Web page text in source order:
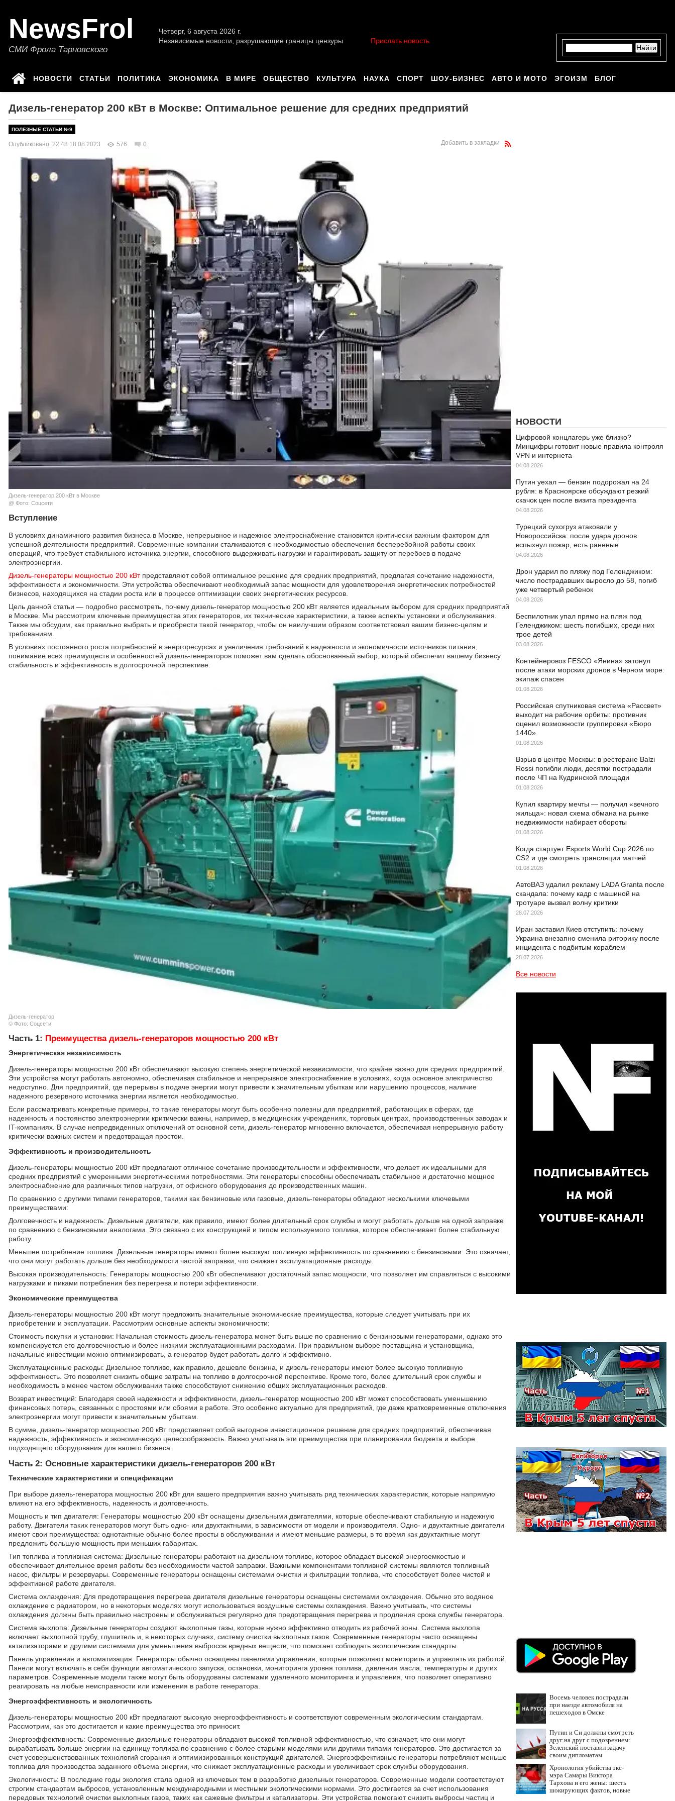
NewsFrol
СМИ Фрола Тарновского
Четверг, 6 августа 2026 г.
Независимые новости, разрушающие границы цензуры
Прислать новость
НОВОСТИ СТАТЬИ ПОЛИТИКА ЭКОНОМИКА В МИРЕ ОБЩЕСТВО КУЛЬТУРА НАУКА СПОРТ ШОУ-БИЗНЕС АВТО И МОТО ЭГОИЗМ БЛОГ
Дизель-генератор 200 кВт в Москве: Оптимальное решение для средних предприятий
ПОЛЕЗНЫЕ СТАТЬИ №9
Опубликовано: 22:48 18.08.2023 576 0 Добавить в закладки
Дизель-генератор 200 кВт в Москве
@ Фото: Соцсети
Вступление
В условиях динамичного развития бизнеса в Москве, непрерывное и надежное электроснабжение становится критически важным фактором для
успешной деятельности предприятий. Современные компании сталкиваются с необходимостью обеспечения бесперебойной работы своих
операций, что требует стабильного источника энергии, способного выдерживать нагрузки и гарантировать защиту от перебоев в подаче
электроэнергии.
Дизель-генераторы мощностью 200 кВтпредставляют собой оптимальное решение для средних предприятий, предлагая сочетание надежности,
эффективности и экономичности. Эти устройства обеспечивают необходимый запас мощности для удовлетворения энергетических потребностей
бизнесов, находящихся на стадии роста или в процессе оптимизации своих энергетических ресурсов.
Цель данной статьи — подробно рассмотреть, почему дизель-генератор мощностью 200 кВт является идеальным выбором для средних предприятий
в Москве. Мы рассмотрим ключевые преимущества этих генераторов, их технические характеристики, а также аспекты установки и обслуживания.
Также мы обсудим, как правильно выбрать и приобрести такой генератор, чтобы он наилучшим образом соответствовал вашим бизнес-целям и
требованиям.
В условиях постоянного роста потребностей в энергоресурсах и увеличения требований к надежности и экономичности источников питания,
понимание всех преимуществ и особенностей дизель-генераторов поможет вам сделать обоснованный выбор, который обеспечит вашему бизнесу
стабильность и эффективность в долгосрочной перспективе.
Дизель-генератор
© Фото: Соцсети
Часть 1: Преимущества дизель-генераторов мощностью 200 кВт
Энергетическая независимость
Дизель-генераторы мощностью 200 кВт обеспечивают высокую степень энергетической независимости, что крайне важно для средних предприятий.
Эти устройства могут работать автономно, обеспечивая стабильное и непрерывное электроснабжение в условиях, когда основное электричество
недоступно. Для предприятий, где перерывы в подаче энергии могут привести к значительным убыткам или нарушению процессов, наличие
надежного резервного источника энергии является необходимостью.
Если рассматривать конкретные примеры, то такие генераторы могут быть особенно полезны для предприятий, работающих в сферах, где
надежность и постоянство электроэнергии критически важны, например, в медицинских учреждениях, торговых центрах, производственных заводах и
IT-компаниях. В случае непредвиденных отключений от основной сети, дизель-генератор мгновенно включается, обеспечивая непрерывную работу
критически важных систем и предотвращая простои.
Эффективность и производительность
Дизель-генераторы мощностью 200 кВт предлагают отличное сочетание производительности и эффективности, что делает их идеальными для
средних предприятий с умеренными энергетическими потребностями. Эти генераторы способны обеспечивать стабильное и достаточно мощное
электроснабжение для различных типов нагрузки, от офисного оборудования до производственных машин.
По сравнению с другими типами генераторов, такими как бензиновые или газовые, дизель-генераторы обладают несколькими ключевыми
преимуществами:
Долговечность и надежность: Дизельные двигатели, как правило, имеют более длительный срок службы и могут работать дольше на одной заправке
по сравнению с бензиновыми аналогами. Это связано с их конструкцией и типом используемого топлива, которое обеспечивает более стабильную
работу.
Меньшее потребление топлива: Дизельные генераторы имеют более высокую топливную эффективность по сравнению с бензиновыми. Это означает,
что они могут работать дольше без необходимости частой заправки, что снижает эксплуатационные расходы.
Высокая производительность: Генераторы мощностью 200 кВт обеспечивают достаточный запас мощности, что позволяет им справляться с высокими
нагрузками и пиками потребления без перегрева и потери эффективности.
Экономические преимущества
Дизель-генераторы мощностью 200 кВт могут предложить значительные экономические преимущества, которые следует учитывать при их
приобретении и эксплуатации. Рассмотрим основные аспекты экономичности:
Стоимость покупки и установки: Начальная стоимость дизель-генератора может быть выше по сравнению с бензиновыми генераторами, однако это
компенсируется его долговечностью и более низкими эксплуатационными расходами. При правильном выборе поставщика и установщика,
начальные инвестиции можно оптимизировать, а генератор будет работать долго и эффективно.
Эксплуатационные расходы: Дизельное топливо, как правило, дешевле бензина, и дизель-генераторы имеют более высокую топливную
эффективность. Это позволяет снизить общие затраты на топливо в долгосрочной перспективе. Кроме того, более длительный срок службы и
необходимость в менее частом обслуживании также способствуют снижению общих эксплуатационных расходов.
Возврат инвестиций: Благодаря своей надежности и эффективности, дизель-генератор мощностью 200 кВт может способствовать уменьшению
финансовых потерь, связанных с простоями или сбоями в работе. Это особенно актуально для предприятий, где даже кратковременные отключения
электроэнергии могут привести к значительным убыткам.
В сумме, дизель-генератор мощностью 200 кВт представляет собой выгодное инвестиционное решение для средних предприятий, обеспечивая
надежность, эффективность и экономическую целесообразность. Важно учитывать эти преимущества при планировании бюджета и выборе
подходящего оборудования для вашего бизнеса.
Часть 2: Основные характеристики дизель-генераторов 200 кВт
Технические характеристики и спецификации
При выборе дизель-генератора мощностью 200 кВт для вашего предприятия важно учитывать ряд технических характеристик, которые напрямую
влияют на его эффективность, надежность и долговечность.
Мощность и тип двигателя: Генераторы мощностью 200 кВт оснащены дизельными двигателями, которые обеспечивают стабильную и надежную
работу. Двигатели таких генераторов могут быть одно- или двухтактными, в зависимости от модели и производителя. Одно- и двухтактные двигатели
имеют свои преимущества: однотактные обычно более просты в обслуживании и имеют меньшие размеры, в то время как двухтактные могут
предложить большую мощность при меньших габаритах.
Тип топлива и топливная система: Дизельные генераторы работают на дизельном топливе, которое обладает высокой энергоемкостью и
обеспечивает длительное время работы без необходимости частой заправки. Важными компонентами топливной системы являются топливный
насос, фильтры и резервуары. Современные генераторы оснащены системами очистки и фильтрации топлива, что способствует более чистой и
эффективной работе двигателя.
Система охлаждения: Для предотвращения перегрева двигателя дизельные генераторы оснащены системами охлаждения. Обычно это водяное
охлаждение с радиатором, но в некоторых моделях могут использоваться воздушные системы охлаждения. Важно учитывать, что системы
охлаждения должны быть правильно настроены и обслуживаться регулярно для предотвращения перегрева и продления срока службы генератора.
Система выхлопа: Дизельные генераторы создают выхлопные газы, которые нужно эффективно отводить из рабочей зоны. Система выхлопа
включает выхлопной трубу, глушитель и, в некоторых случаях, систему очистки выхлопных газов. Современные генераторы часто оснащены
катализаторами и другими системами для уменьшения выбросов вредных веществ, что помогает соблюдать экологические стандарты.
Панель управления и автоматизация: Генераторы обычно оснащены панелями управления, которые позволяют мониторить и управлять их работой.
Панели могут включать в себя функции автоматического запуска, остановки, мониторинга уровня топлива, давления масла, температуры и других
параметров. Современные модели также могут быть оборудованы системами удаленного мониторинга и управления, что позволяет оперативно
реагировать на любые неисправности или изменения в работе генератора.
Энергоэффективность и экологичность
Дизель-генераторы мощностью 200 кВт предлагают высокую энергоэффективность и соответствуют современным экологическим стандартам.
Рассмотрим, как это достигается и какие преимущества это приносит.
Энергоэффективность: Современные дизельные генераторы обладают высокой топливной эффективностью, что означает, что они могут
вырабатывать больше энергии на единицу топлива по сравнению с более старыми моделями или другими типами генераторов. Это достигается за
счет усовершенствованных технологий сгорания и оптимизированных конструкций двигателей. Энергоэффективные генераторы потребляют меньше
топлива для производства заданного объема энергии, что снижает эксплуатационные расходы и увеличивает срок службы оборудования.
Экологичность: В последние годы экология стала одной из ключевых тем в разработке дизельных генераторов. Современные модели соответствуют
строгим стандартам выбросов, установленным международными и местными экологическими нормами. Это достигается за счет использования
передовых технологий очистки выхлопных газов, таких как сажевые фильтры и катализаторы. Эти устройства помогают снизить выбросы частиц и
НОВОСТИ
Цифровой концлагерь уже близко?
Минцифры готовит новые правила контроля
VPN и интернета
04.08.2026
Путин уехал — бензин подорожал на 24
рубля: в Красноярске обсуждают резкий
скачок цен после визита президента
04.08.2026
Турецкий сухогруз атаковали у
Новороссийска: после удара дронов
вспыхнул пожар, есть раненые
04.08.2026
Дрон ударил по пляжу под Геленджиком:
число пострадавших выросло до 58, погиб
уже четвертый ребенок
04.08.2026
Беспилотник упал прямо на пляж под
Геленджиком: шесть погибших, среди них
трое детей
03.08.2026
Контейнеровоз FESCO «Янина» затонул
после атаки морских дронов в Черном море:
экипаж спасен
01.08.2026
Российская спутниковая система «Рассвет»
выходит на рабочие орбиты: противник
оценил возможности группировки «Бюро
1440»
01.08.2026
Взрыв в центре Москвы: в ресторане Balzi
Rossi погибли люди, десятки пострадали
после ЧП на Кудринской площади
01.08.2026
Купил квартиру мечты — получил «вечного
жильца»: новая схема обмана на рынке
недвижимости набирает обороты
01.08.2026
Когда стартует Esports World Cup 2026 по
CS2 и где смотреть трансляции матчей
01.08.2026
АвтоВАЗ удалил рекламу LADA Granta после
скандала: почему кадр с машиной на
тротуаре вызвал волну критики
28.07.2026
Иран заставил Киев отступить: почему
Украина внезапно сменила риторику после
инцидента с подбитым кораблем
28.07.2026
Все новости
Восемь человек пострадали
при наезде автомобиля на
пешеходов в Омске
Путин и Си должны смотреть
друг на друг с подозрением:
Зеленский поставил задачу
своим дипломатам
Хронология убийства экс-
мэра Самары Виктора
Тархова и его жены: шесть
шокирующих фактов, новые